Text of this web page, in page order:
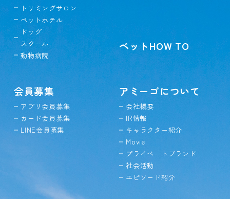
トリミングサロン
ペットホテル
ドッグ
スクール
動物病院
ペットHOW TO
会員募集
アプリ会員募集
カード会員募集
LINE会員募集
アミーゴについて
会社概要
IR情報
キャラクター紹介
Movie
プライベートブランド
社会活動
エピソード紹介